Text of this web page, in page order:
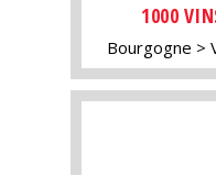
1000
Bourgogne